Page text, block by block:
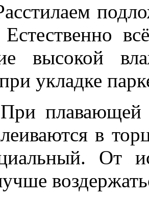
Естественно
высокой
укладке
плавающей
в
От